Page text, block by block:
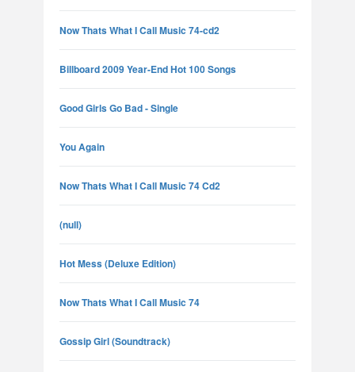
Now Thats What I Call Music 74-cd2
Billboard 2009 Year-End Hot 100 Songs
Good Girls Go Bad - Single
You Again
Now Thats What I Call Music 74 Cd2
(null)
Hot Mess (Deluxe Edition)
Now Thats What I Call Music 74
Gossip Girl (Soundtrack)